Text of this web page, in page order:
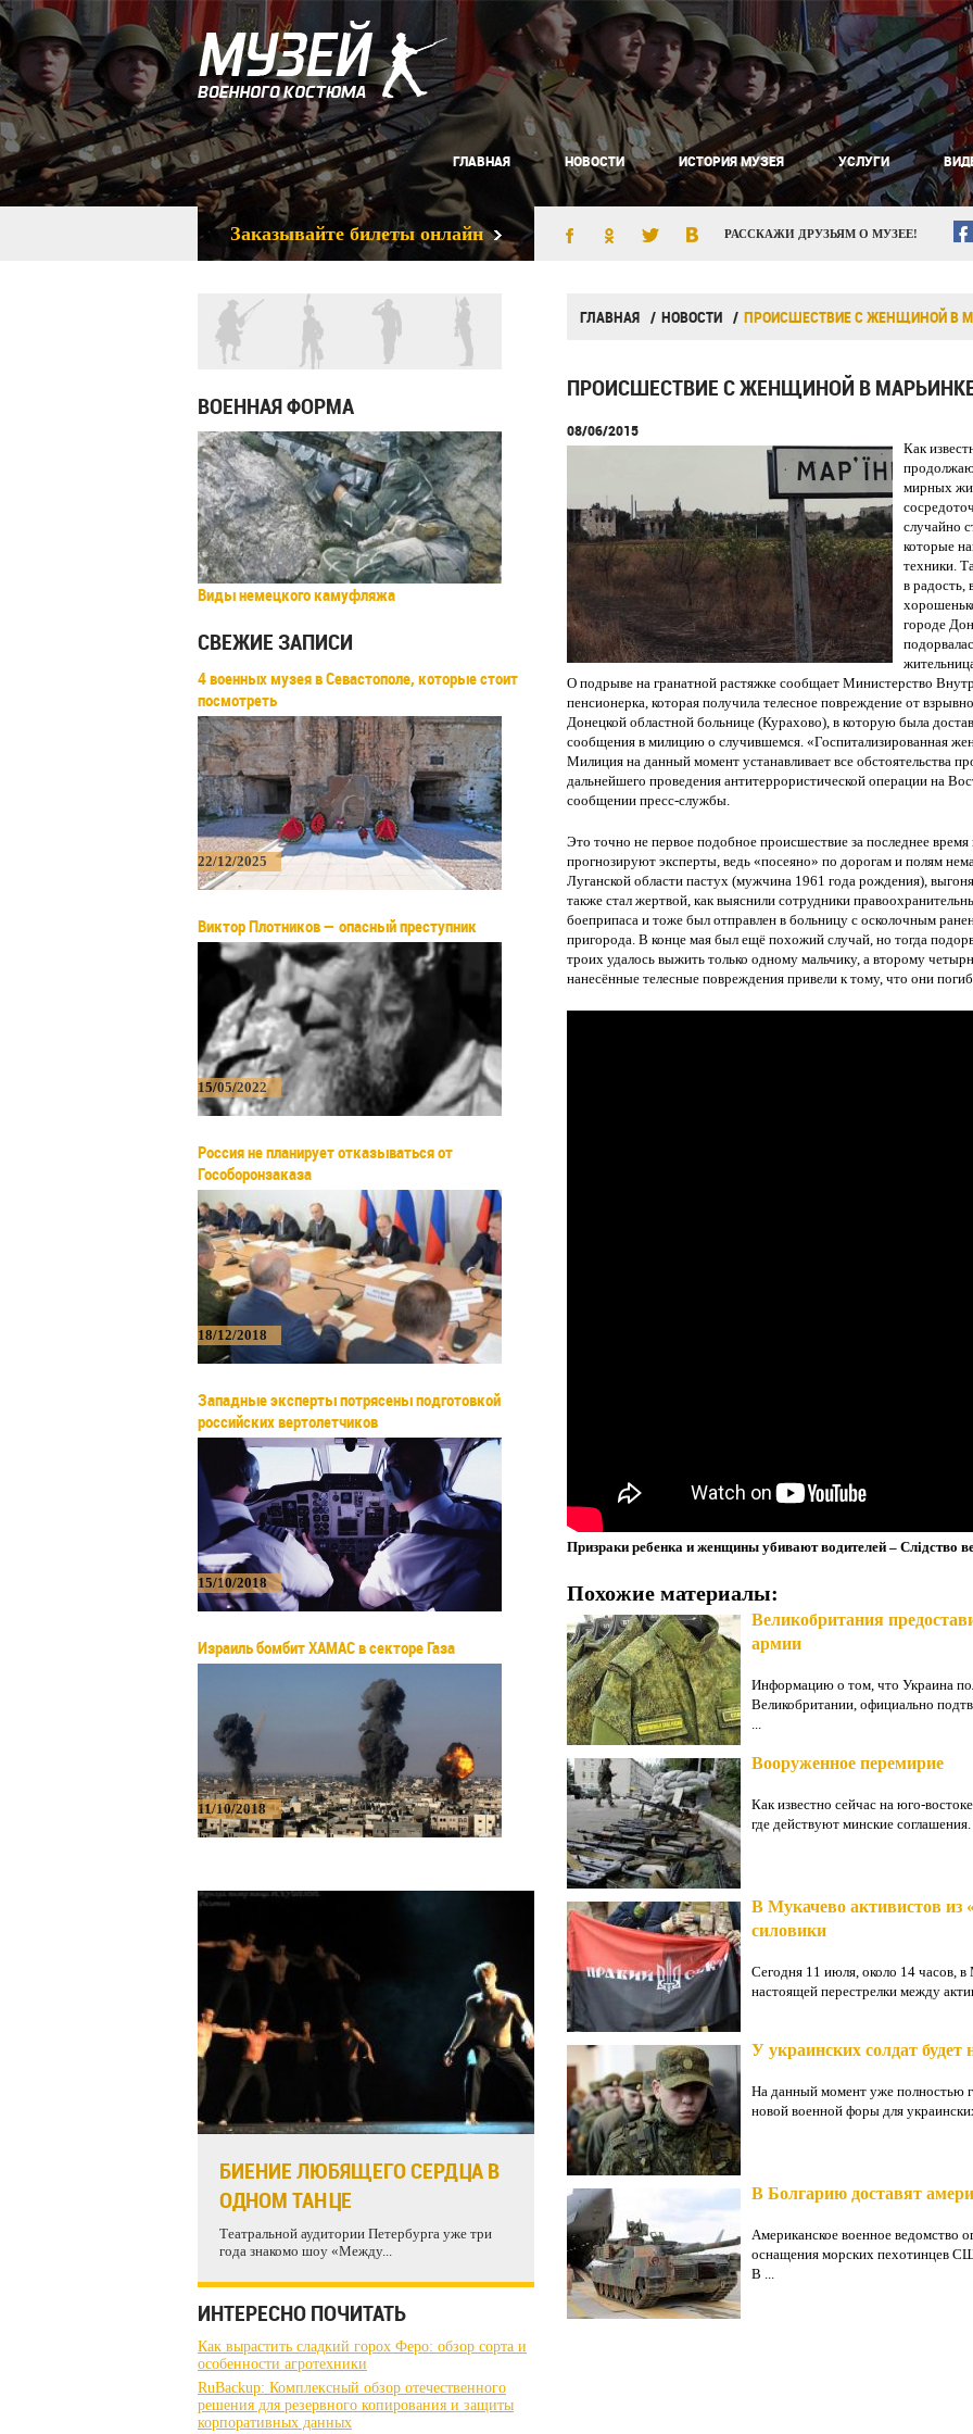
ГЛАВНАЯ НОВОСТИ ИСТОРИЯ МУЗЕЯ УСЛУГИ
Заказывайте билеты онлайн РАССКАЖИ ДРУЗЬЯМ О МУЗЕЕ!
ВОЕННАЯ ФОРМА
Виды немецкого камуфляжа
СВЕЖИЕ ЗАПИСИ
4 военных музея в Севастополе, которые стоит
посмотреть
22/12/2025
Виктор Плотников — опасный преступник
15/05/2022
Россия не планирует отказываться от
Гособоронзаказа
18/12/2018
Западные эксперты потрясены подготовкой
российских вертолетчиков
15/10/2018
Израиль бомбит ХАМАС в секторе Газа
11/10/2018
БИЕНИЕ ЛЮБЯЩЕГО СЕРДЦА В
ОДНОМ ТАНЦЕ
Театральной аудитории Петербурга уже три
года знакомо шоу «Между...
ИНТЕРЕСНО ПОЧИТАТЬ
Как вырастить сладкий горох Феро: обзор сорта и
особенности агротехники
RuBackup: Комплексный обзор отечественного
решения для резервного копирования и защиты
корпоративных данных
ГЛАВНАЯ НОВОСТИ ПРОИСШЕСТВИЕ С ЖЕНЩИНОЙ В
ПРОИСШЕСТВИЕ С ЖЕНЩИНОЙ В
08/06/2015
Как
мирных
случайно
которые
техники.
в радость,
городе
О подрыве на гранатной растяжке сообщает Министерство
пенсионерка, которая получила телесное повреждение от
Донецкой областной больнице (Курахово), в которую была
сообщения в милицию о случившемся. «Госпитализированная
Милиция на данный момент устанавливает все обстоятельства
дальнейшего проведения антитеррористической операции на
сообщении пресс-службы.
Это точно не первое подобное происшествие за последнее
прогнозируют эксперты, ведь «посеяно» по дорогам и полям
Луганской области пастух (мужчина 1961 года рождения),
также стал жертвой, как выяснили сотрудники
боеприпаса и тоже был отправлен в больницу с осколочным
пригорода. В конце мая был ещё похожий случай, но тогда
троих удалось выжить только одному мальчику, а второму
нанесённые телесные повреждения привели к тому, что они
Призраки ребенка и женщины убивают водителей – Слідство
Похожие материалы:
Великобритания
армии
Информацию о том, что Украина
Великобритании, официально
...
Вооруженное перемирие
Как известно сейчас на юго-
где действуют минские
В Мукачево активистов из
силовики
Сегодня 11 июля, около 14 часов,
настоящей перестрелки между
У украинских солдат
На данный момент уже полностью
новой военной форы для
В Болгарию доставят
Американское военное ведомство
оснащения морских пехотинцев
В ...